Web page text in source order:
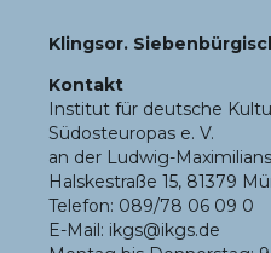
Klingsor.
Kontakt
Institut für deutsche
Südosteuropas e. V.
an der Ludwig-
Halskestraße 15, 81379
Telefon: 089/78 06 09 0
E-Mail: ikgs@ikgs.de